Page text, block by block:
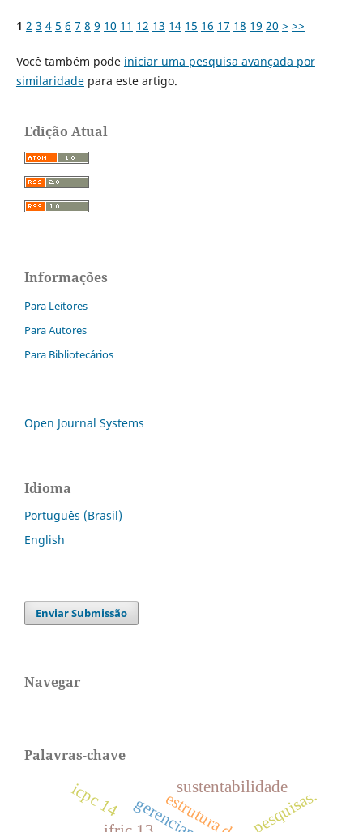
1 2 3 4 5 6 7 8 9 10 11 12 13 14 15 16 17 18 19 20 > >>
Você também pode iniciar uma pesquisa avançada por
similaridadepara este artigo.
Edição Atual
Informações
Para Leitores
Para Autores
Para Bibliotecários
Open Journal Systems
Idioma
Português (Brasil)
English
Enviar Submissão
Navegar
Palavras-chave
pesquisas.
sustentabilidade
icpc 14